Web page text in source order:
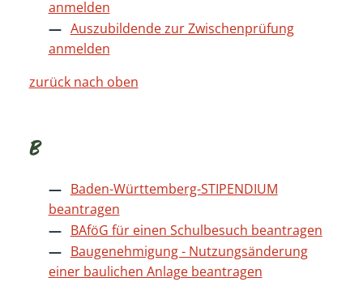
anmelden
Auszubildende zur Zwischenprüfung
anmelden
zurück nach oben
B
Baden-Württemberg-STIPENDIUM
beantragen
BAföG für einen Schulbesuch beantragen
Baugenehmigung - Nutzungsänderung
einer baulichen Anlage beantragen